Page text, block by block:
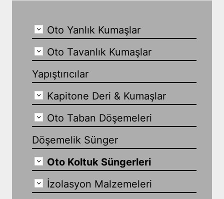
Oto Yanlık Kumaşlar
Oto Tavanlık Kumaşlar
Yapıştırıcılar
Kapitone Deri & Kumaşlar
Oto Taban Döşemeleri
Döşemelik Sünger
Oto Koltuk Süngerleri
İzolasyon Malzemeleri